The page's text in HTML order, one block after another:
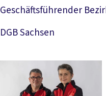
Geschäftsführender
DGB Sachsen